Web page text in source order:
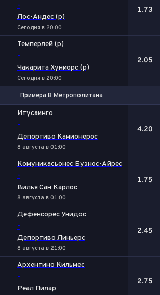
-
Лос-Андес (р)
Сегодня в 20:00
1.73
Темперлей (р)
-
Чакарита Хуниорс (р)
Сегодня в 20:00
2.05
Примера B Метрополитана
Итусаинго
-
Депортиво Камионерос
8 августа в 01:00
4.20
Комуникасьонес Буэнос-Айрес
-
Вилья Сан Карлос
8 августа в 01:00
1.75
Дефенсорес Унидос
-
Депортиво Линьерс
8 августа в 21:00
2.45
Архентино Кильмес
-
Реал Пилар
2.75